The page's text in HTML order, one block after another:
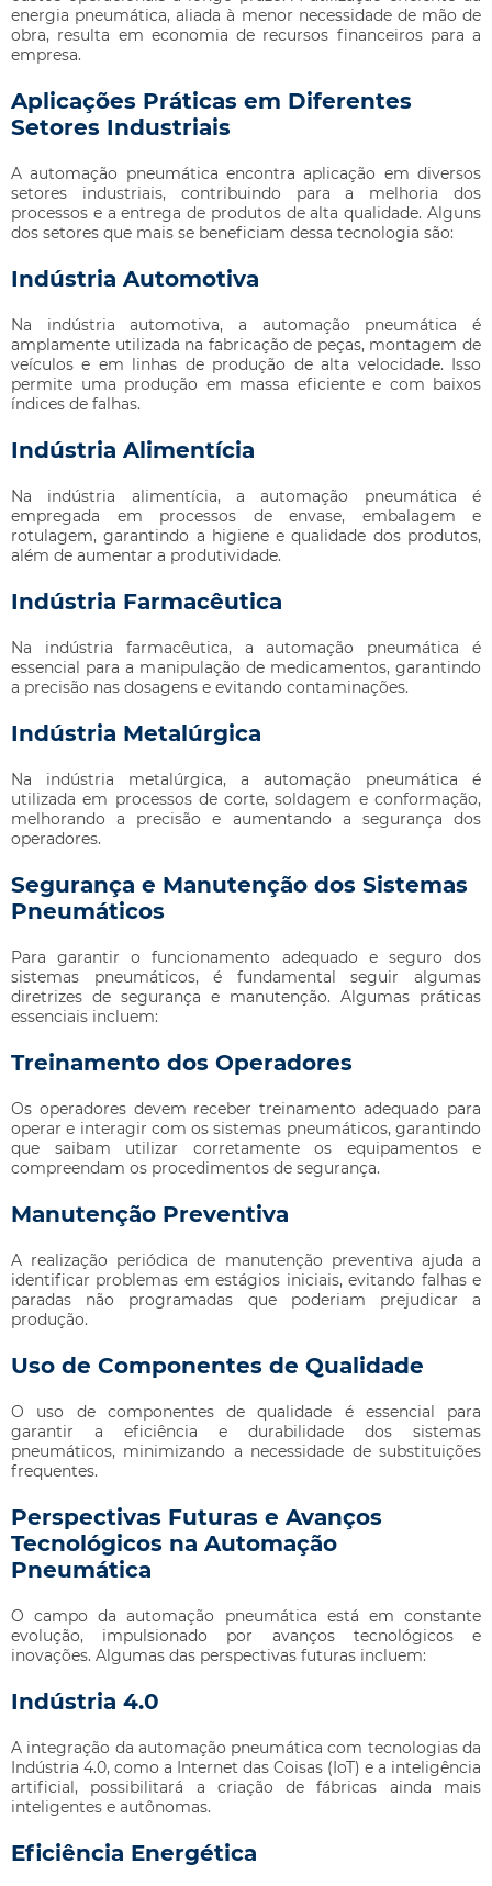
energia pneumática, aliada à menor necessidade de mão de
obra, resulta em economia de recursos financeiros para a
empresa.
Aplicações Práticas em Diferentes
Setores Industriais
A automação pneumática encontra aplicação em diversos
setores industriais, contribuindo para a melhoria dos
processos e a entrega de produtos de alta qualidade. Alguns
dos setores que mais se beneficiam dessa tecnologia são:
Indústria Automotiva
Na indústria automotiva, a automação pneumática é
amplamente utilizada na fabricação de peças, montagem de
veículos e em linhas de produção de alta velocidade. Isso
permite uma produção em massa eficiente e com baixos
índices de falhas.
Indústria Alimentícia
Na indústria alimentícia, a automação pneumática é
empregada em processos de envase, embalagem e
rotulagem, garantindo a higiene e qualidade dos produtos,
além de aumentar a produtividade.
Indústria Farmacêutica
Na indústria farmacêutica, a automação pneumática é
essencial para a manipulação de medicamentos, garantindo
a precisão nas dosagens e evitando contaminações.
Indústria Metalúrgica
Na indústria metalúrgica, a automação pneumática é
utilizada em processos de corte, soldagem e conformação,
melhorando a precisão e aumentando a segurança dos
operadores.
Segurança e Manutenção dos Sistemas
Pneumáticos
Para garantir o funcionamento adequado e seguro dos
sistemas pneumáticos, é fundamental seguir algumas
diretrizes de segurança e manutenção. Algumas práticas
essenciais incluem:
Treinamento dos Operadores
Os operadores devem receber treinamento adequado para
operar e interagir com os sistemas pneumáticos, garantindo
que saibam utilizar corretamente os equipamentos e
compreendam os procedimentos de segurança.
Manutenção Preventiva
A realização periódica de manutenção preventiva ajuda a
identificar problemas em estágios iniciais, evitando falhas e
paradas não programadas que poderiam prejudicar a
produção.
Uso de Componentes de Qualidade
O uso de componentes de qualidade é essencial para
garantir a eficiência e durabilidade dos sistemas
pneumáticos, minimizando a necessidade de substituições
frequentes.
Perspectivas Futuras e Avanços
Tecnológicos na Automação
Pneumática
O campo da automação pneumática está em constante
evolução, impulsionado por avanços tecnológicos e
inovações. Algumas das perspectivas futuras incluem:
Indústria 4.0
A integração da automação pneumática com tecnologias da
Indústria 4.0, como a Internet das Coisas (IoT) e a inteligência
artificial, possibilitará a criação de fábricas ainda mais
inteligentes e autônomas.
Eficiência Energética